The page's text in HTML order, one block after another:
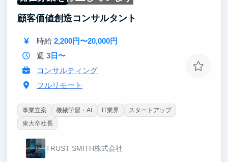
顧客価値創造コンサルタント
時給 2,200円〜20,000円
週 3日〜
コンサルティング
フルリモート
事業立案 機械学習・AI IT業界
スタートアップ
東大卒社長
TRUST SMITH株式会社